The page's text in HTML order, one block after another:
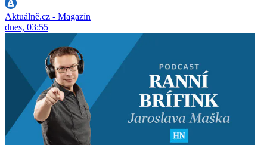
Aktuálně.cz - Magazín
dnes, 03:55